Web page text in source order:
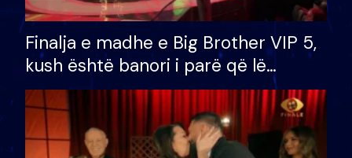
Finalja e madhe e Big Brother VIP 5,
kush është banori i parë që lë
shtëpinë dhe humb mundësinë për
të fituar çmimin e madh